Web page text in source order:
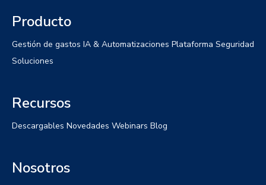
Producto
Gestión de gastos IA & Automatizaciones Plataforma Seguridad
Soluciones
Recursos
Descargables Novedades Webinars Blog
Nosotros